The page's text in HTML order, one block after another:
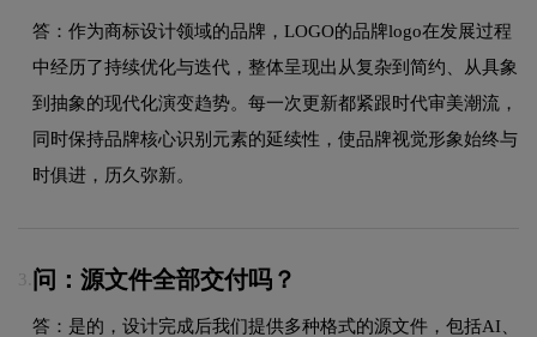
答：作为商标设计领域的品牌，LOGO的品牌logo在发展过程
中经历了持续优化与迭代，整体呈现出从复杂到简约、从具象
到抽象的现代化演变趋势。每一次更新都紧跟时代审美潮流，
同时保持品牌核心识别元素的延续性，使品牌视觉形象始终与
时俱进，历久弥新。
3. 问：源文件全部交付吗？
答：是的，设计完成后我们提供多种格式的源文件，包括AI、